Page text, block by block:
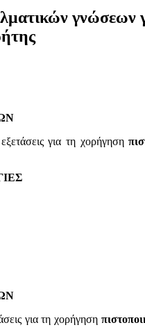
για τη χορήγηση
για τη χορήγηση